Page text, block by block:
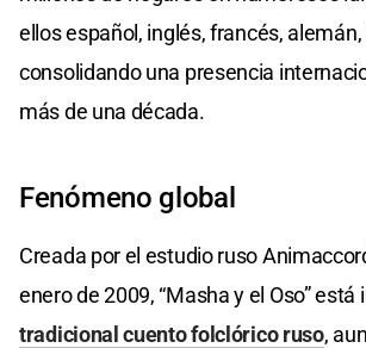
ellos español, inglés, francés,
consolidando una presencia
más de una década.
Fenómeno global
Creada por el estudio ruso
enero de 2009, “Masha y el Oso” está
tradicional cuento folclórico ruso,